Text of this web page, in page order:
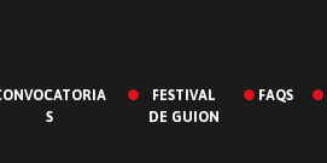
S
FESTIVAL
DE GUION
FAQS